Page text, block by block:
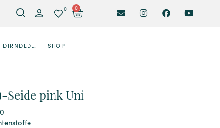
0 0
DIRNDLDESIGNER SHOP
Seide pink Uni